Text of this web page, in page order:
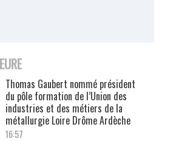
Thomas Gaubert nommé président
du pôle formation de l’Union des
industries et des métiers de la
métallurgie Loire Drôme Ardèche
16:57